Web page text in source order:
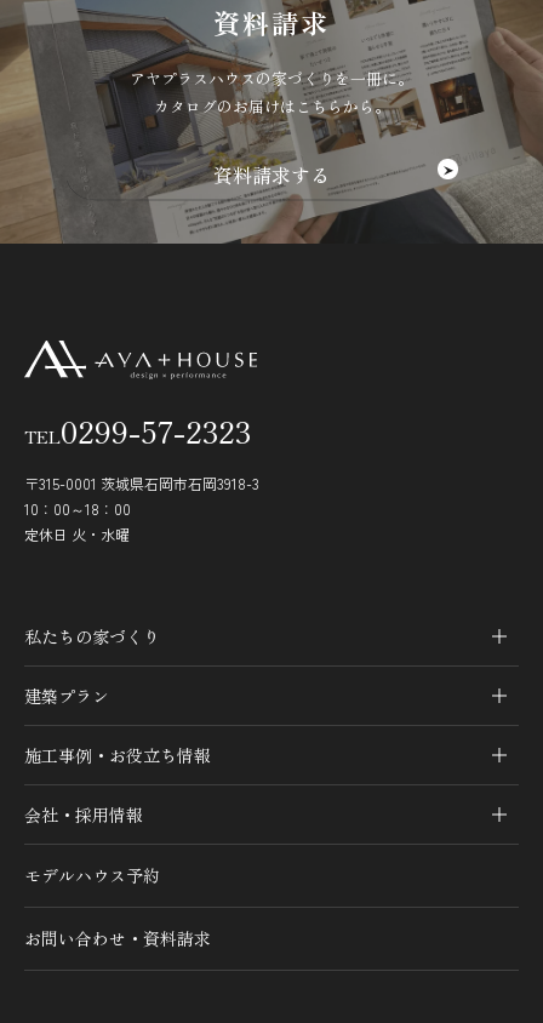
資料請求
アヤプラスハウスの家づくりを一冊に。
カタログのお届けはこちらから。
TEL0299-57-2323
〒315-0001 茨城県石岡市石岡3918-3
10：00～18：00
定休日 火・水曜
私たちの家づくり
建築プラン
施工事例・お役立ち情報
会社・採用情報
モデルハウス予約
お問い合わせ・資料請求